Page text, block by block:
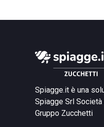
Spiagge.it è una
Spiagge Srl Società
Gruppo Zucchetti